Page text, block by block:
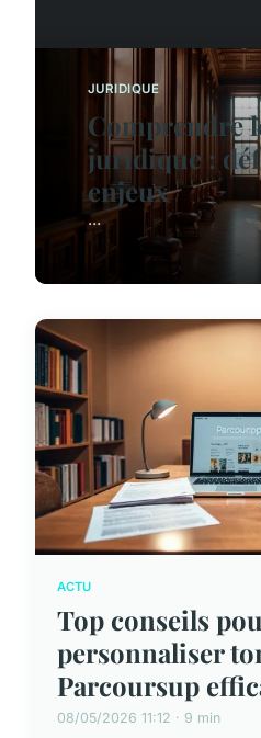
JURIDIQUE
Comprendre
juridique :
enjeux
...
ACTU
Top conseils
personnaliser
Parcoursup
08/05/2026 11:12 · 9 min